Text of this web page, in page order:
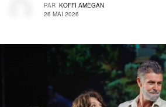
PAR KOFFI AMÈGAN
26 MAI 2026